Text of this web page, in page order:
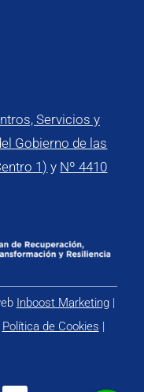
Servicios y
Gobierno de las
1) y Nº 4410
Inboost Marketing|
Política de Cookies |